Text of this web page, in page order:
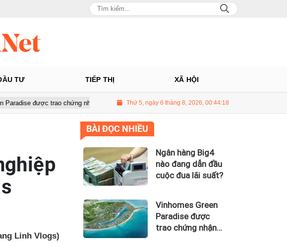
TƯ TIẾP THỊ XÃ HỘI
trao chứng nhận Thành phố Thông minh dựa trên tiêu chuẩn toàn cầu ISO 37122
Thứ 5, ngày 6 tháng 8, 2026, 00:44:19
Linh Vlogs)
BÀI ĐỌC NHIỀU
Ngân hàng Big4
nào đang dẫn đầu
cuộc đua lãi suất?
Vinhomes Green
Paradise được
trao chứng nhận